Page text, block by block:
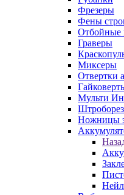
Фрезеры
Фены
Отбойные
Граверы
Миксеры
Отвертки
Мульти
Ножницы